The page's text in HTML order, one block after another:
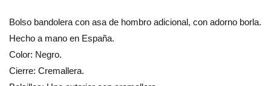
Bolso bandolera con asa de hombro adicional, con adorno borla.
Hecho a mano en España.
Color: Negro.
Cierre: Cremallera.